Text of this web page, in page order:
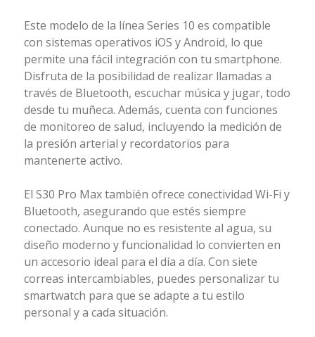
Este modelo de la línea Series 10 es compatible
con sistemas operativos iOS y Android, lo que
permite una fácil integración con tu smartphone.
Disfruta de la posibilidad de realizar llamadas a
través de Bluetooth, escuchar música y jugar, todo
desde tu muñeca. Además, cuenta con funciones
de monitoreo de salud, incluyendo la medición de
la presión arterial y recordatorios para
mantenerte activo.
El S30 Pro Max también ofrece conectividad Wi-Fi y
Bluetooth, asegurando que estés siempre
conectado. Aunque no es resistente al agua, su
diseño moderno y funcionalidad lo convierten en
un accesorio ideal para el día a día. Con siete
correas intercambiables, puedes personalizar tu
smartwatch para que se adapte a tu estilo
personal y a cada situación.